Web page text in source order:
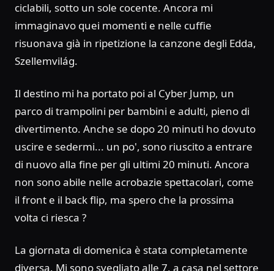
ciclabili, sotto un sole cocente. Ancora mi
immaginavo quei momenti e nelle cuffie
risuonava già in ripetizione la canzone degli Edda,
Szellemvilág.
Il destino mi ha portato poi al Cyber Jump, un
parco di trampolini per bambini e adulti, pieno di
divertimento. Anche se dopo 20 minuti ho dovuto
uscire e sedermi... un po', sono riuscito a entrare
di nuovo alla fine per gli ultimi 20 minuti. Ancora
non sono abile nelle acrobazie spettacolari, come
il front e il back flip, ma spero che la prossima
volta ci riesca ?
La giornata di domenica è stata completamente
diversa. Mi sono svegliato alle 7, a casa nel settore